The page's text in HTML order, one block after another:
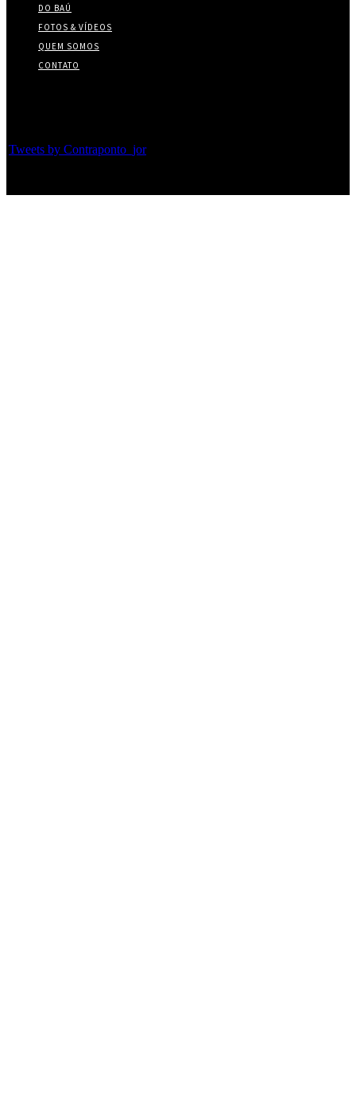
DO BAÚ
FOTOS & VÍDEOS
QUEM SOMOS
CONTATO
Tweets by Contraponto_jor